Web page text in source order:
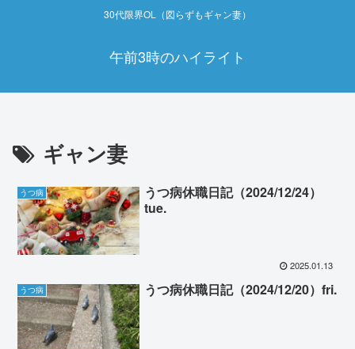
30代限界OL（図らずもギャン妻）
午前3時のハイライト
ギャン妻
うつ病
うつ病休職日記（2024/12/24）
tue.
2025.01.13
うつ病 うつ病休職日記（2024/12/20）fri.